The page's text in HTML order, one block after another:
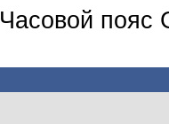
Часовой пояс